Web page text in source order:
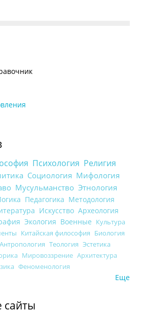
Психология Религия
Социология Мифология
Мусульманство Этнология
Педагогика Методология
Искусство Археология
Экология Военные Культура
Китайская философия Биология
Антропология Теология Эстетика
Мировоззрение Архитектура
Феноменология
Еще
сайты